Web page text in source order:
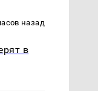
назад
в